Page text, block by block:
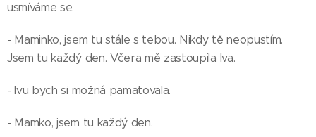
usmíváme se.
- Maminko, jsem tu stále s tebou. Nikdy tě neopustím.
Jsem tu každý den. Včera mě zastoupila Iva.
- Ivu bych si možná pamatovala.
- Mamko, jsem tu každý den.